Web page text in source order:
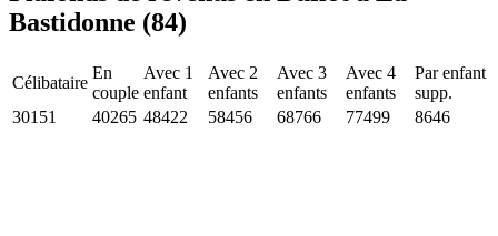
Bastidonne (84)
Célibataire
En
couple
Avec 1
enfant
Avec 2
enfants
Avec 3
enfants
Avec 4
enfants
Par enfant
supp.
30151
40265 48422 58456 68766 77499 8646